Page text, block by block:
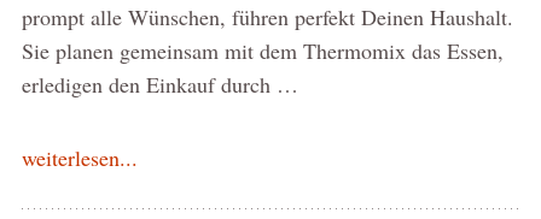
prompt alle Wünschen, führen perfekt Deinen Haushalt.
Sie planen gemeinsam mit dem Thermomix das Essen,
erledigen den Einkauf durch …
weiterlesen...